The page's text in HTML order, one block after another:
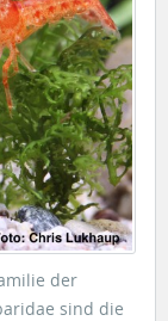
der
sind die